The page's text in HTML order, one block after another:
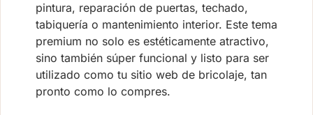
pintura, reparación de puertas, techado,
tabiquería o mantenimiento interior. Este tema
premium no solo es estéticamente atractivo,
sino también súper funcional y listo para ser
utilizado como tu sitio web de bricolaje, tan
pronto como lo compres.